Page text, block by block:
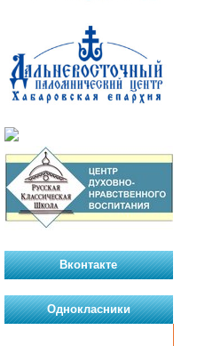
Вконтакте
Однокласники